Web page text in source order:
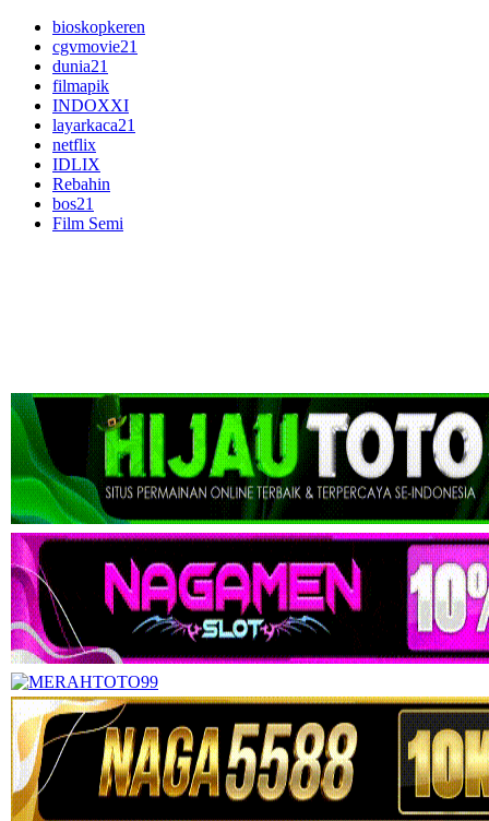
bioskopkeren
cgvmovie21
dunia21
filmapik
INDOXXI
layarkaca21
netflix
IDLIX
Rebahin
bos21
Film Semi